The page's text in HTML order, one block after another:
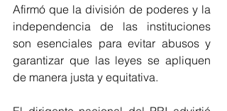
Afirmó que la división de poderes y la
independencia de las instituciones
son esenciales para evitar abusos y
garantizar que las leyes se apliquen
de manera justa y equitativa.